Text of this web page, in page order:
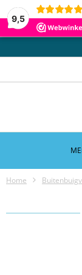
9,5
Home